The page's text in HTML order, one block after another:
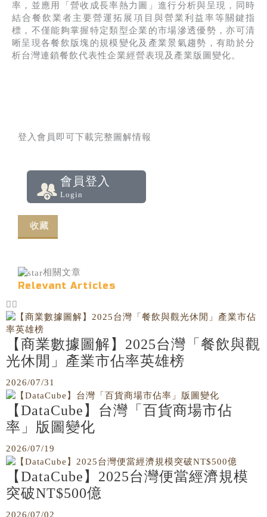
率，並應用「營收成長率熱力圖」進行分析與呈現，同時
結合餐飲業者主要營運拓展項目與營業利益率等關鍵指
標，不僅能夠掌握特定類型企業的市場滲透優勢，亦可清
晰呈現各餐飲版塊的規模變化及產業景氣趨勢，有助於分
析台灣連鎖餐飲代表性企業經營表現及產業版圖變化。
登入會員即可下載完整圖解情報
會員登入
Login
收藏
相關文章
Relevant Articles
【商業數據圖解】2025台灣「餐飲與觀
光休閒」產業市佔率英雄榜
2026/07/31
【DataCube】台灣「百貨商場市佔
率」版圖變化
2026/07/19
【DataCube】2025台灣便當經濟規模
突破NT$500億
2026/07/02